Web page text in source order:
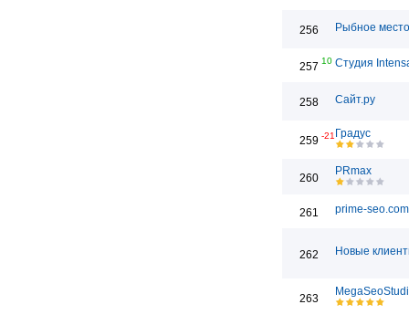
256 Рыбное место
257 10 Студия
258 Сайт.ру
259 -21 Градус
260
PRmax
261 prime-seo.com
262 Новые
263